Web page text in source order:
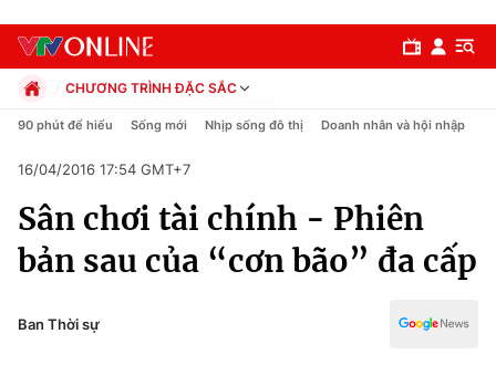
Chuyên mục
Chính trị
CHƯƠNG TRÌNH ĐẶC SẮC
Chính trị
Pháp luật
Kinh tế
Thể thao
Truyền hình
Y tế
90 phút để hiểu Sống mới Nhịp sống đô thị Doanh nhân và hội nhập
16/04/2016 17:54 GMT+7
Sân chơi tài chính - Phiên
bản sau của “cơn bão” đa cấp
Ban Thời sự